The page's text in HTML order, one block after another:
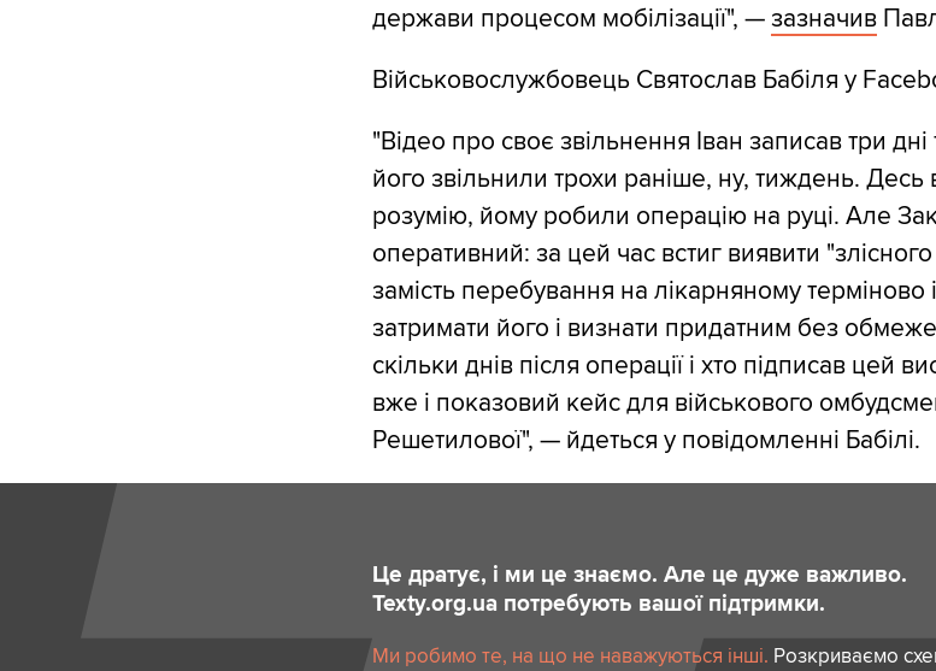
держави процесом мобілізації", — зазначив
Військовослужбовець Святослав Бабіля у
"Відео про своє звільнення Іван записав три
його звільнили трохи раніше, ну, тиждень. Десь
розумію, йому робили операцію на руці. Але
оперативний: за цей час встиг виявити
замість перебування на лікарняному терміново
затримати його і визнати придатним без
скільки днів після операції і хто підписав цей
вже і показовий кейс для військового
Решетилової", — йдеться у повідомленні Бабілі.
Це дратує, і ми це знаємо. Але це дуже важливо.
Texty.org.ua потребують вашої підтримки.
Ми робимо те, на що не наважуються інші. Розкриваємо